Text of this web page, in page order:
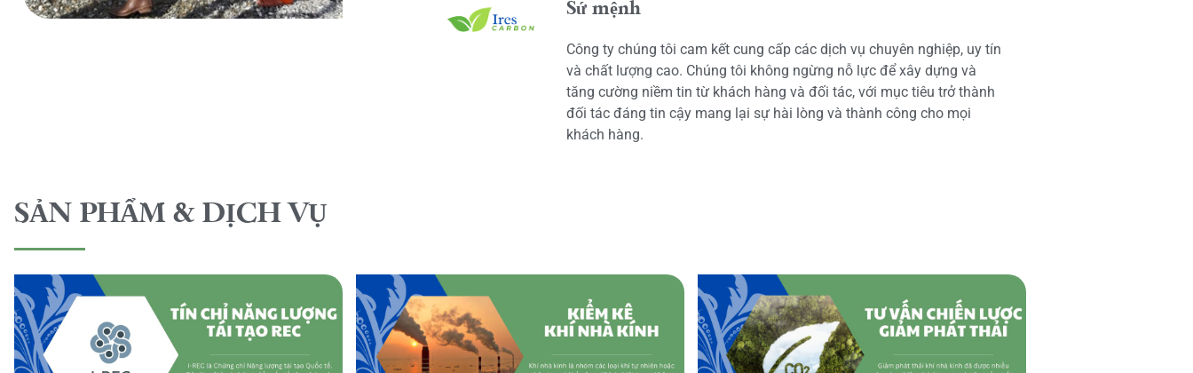
Sứ mệnh
Công ty chúng tôi cam kết cung cấp các dịch vụ chuyên nghiệp, uy tín
và chất lượng cao. Chúng tôi không ngừng nỗ lực để xây dựng và
tăng cường niềm tin từ khách hàng và đối tác, với mục tiêu trở thành
đối tác đáng tin cậy mang lại sự hài lòng và thành công cho mọi
khách hàng.
SẢN PHẨM & DỊCH VỤ